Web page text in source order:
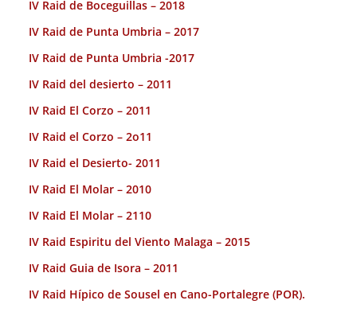
IV Raid de Boceguillas – 2018
IV Raid de Punta Umbria – 2017
IV Raid de Punta Umbria -2017
IV Raid del desierto – 2011
IV Raid El Corzo – 2011
IV Raid el Corzo – 2o11
IV Raid el Desierto- 2011
IV Raid El Molar – 2010
IV Raid El Molar – 2110
IV Raid Espiritu del Viento Malaga – 2015
IV Raid Guia de Isora – 2011
IV Raid Hípico de Sousel en Cano-Portalegre (POR).